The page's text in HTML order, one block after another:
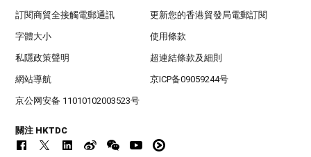
訂閱商貿全接觸電郵通訊 更新您的香港貿發局電郵訂閱
字體大小 使用條款
私隱政策聲明 超連結條款及細則
網站導航 京ICP备09059244号
京公网安备 11010102003523号
關注 HKTDC